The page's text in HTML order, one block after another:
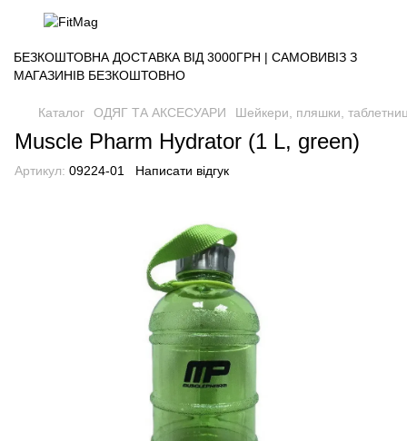
БЕЗКОШТОВНА ДОСТАВКА ВІД 3000ГРН | САМОВИВІЗ З
МАГАЗИНІВ БЕЗКОШТОВНО
Каталог ОДЯГ ТА АКСЕСУАРИ Шейкери, пляшки,
Muscle Pharm Hydrator (1 L, green)
Артикул: 09224-01 Написати відгук